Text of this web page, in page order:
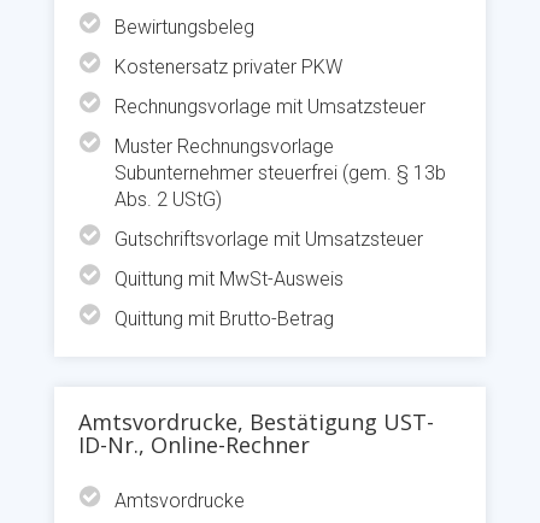
Bewirtungsbeleg
Kostenersatz privater PKW
Rechnungsvorlage mit Umsatzsteuer
Muster Rechnungsvorlage
Subunternehmer steuerfrei (gem. § 13b
Abs. 2 UStG)
Gutschriftsvorlage mit Umsatzsteuer
Quittung mit MwSt-Ausweis
Quittung mit Brutto-Betrag
Amtsvordrucke, Bestätigung UST-
ID-Nr., Online-Rechner
Amtsvordrucke